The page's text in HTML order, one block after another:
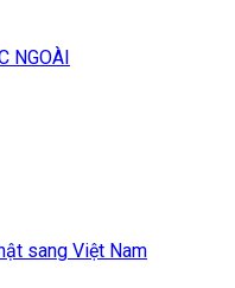
NGOÀI
sang Việt Nam